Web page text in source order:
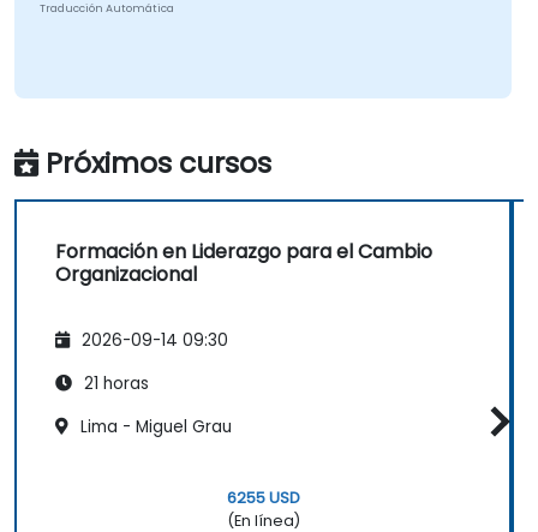
Traducción Automática
Próximos cursos
Formación en Liderazgo para el Cambio
Organizacional
2026-09-14 09:30
21 horas
Lima - Miguel Grau
6255 USD
(En línea)